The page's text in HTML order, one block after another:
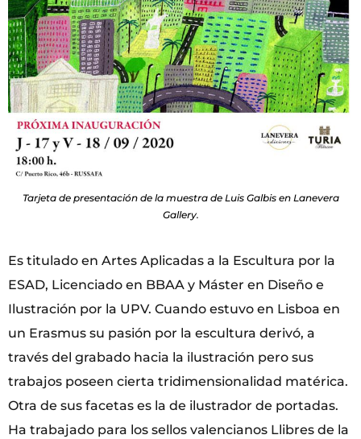
Tarjeta de presentación de la muestra de Luis Galbis en Lanevera
Gallery.
Es titulado en Artes Aplicadas a la Escultura por la
ESAD, Licenciado en BBAA y Máster en Diseño e
Ilustración por la UPV. Cuando estuvo en Lisboa en
un Erasmus su pasión por la escultura derivó, a
través del grabado hacia la ilustración pero sus
trabajos poseen cierta tridimensionalidad matérica.
Otra de sus facetas es la de ilustrador de portadas.
Ha trabajado para los sellos valencianos Llibres de la